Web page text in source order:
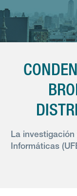
La
Informáticas